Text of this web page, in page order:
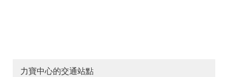
力寶中心的交通站點